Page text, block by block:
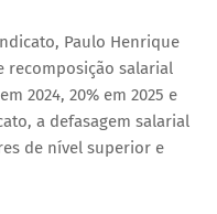
Paulo Henrique
recomposição salarial
2024, 20% em 2025 e
a defasagem salarial
de nível superior e